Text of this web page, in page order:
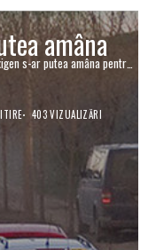
s-ar putea amâna pentru
amâna
403 VIZUALIZĂRI